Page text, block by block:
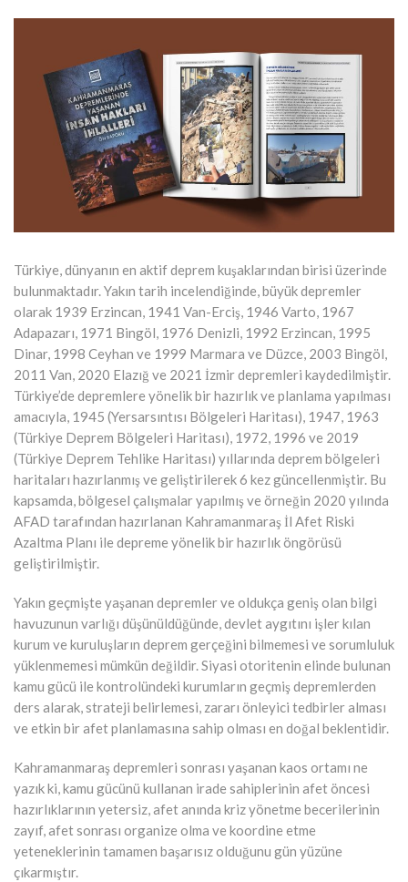
Türkiye, dünyanın en aktif deprem kuşaklarından birisi üzerinde
bulunmaktadır. Yakın tarih incelendiğinde, büyük depremler
olarak 1939 Erzincan, 1941 Van-Erciş, 1946 Varto, 1967
Adapazarı, 1971 Bingöl, 1976 Denizli, 1992 Erzincan, 1995
Dinar, 1998 Ceyhan ve 1999 Marmara ve Düzce, 2003 Bingöl,
2011 Van, 2020 Elazığ ve 2021 İzmir depremleri kaydedilmiştir.
Türkiye’de depremlere yönelik bir hazırlık ve planlama yapılması
amacıyla, 1945 (Yersarsıntısı Bölgeleri Haritası), 1947, 1963
(Türkiye Deprem Bölgeleri Haritası), 1972, 1996 ve 2019
(Türkiye Deprem Tehlike Haritası) yıllarında deprem bölgeleri
haritaları hazırlanmış ve geliştirilerek 6 kez güncellenmiştir. Bu
kapsamda, bölgesel çalışmalar yapılmış ve örneğin 2020 yılında
AFAD tarafından hazırlanan Kahramanmaraş İl Afet Riski
Azaltma Planı ile depreme yönelik bir hazırlık öngörüsü
geliştirilmiştir.
Yakın geçmişte yaşanan depremler ve oldukça geniş olan bilgi
havuzunun varlığı düşünüldüğünde, devlet aygıtını işler kılan
kurum ve kuruluşların deprem gerçeğini bilmemesi ve sorumluluk
yüklenmemesi mümkün değildir. Siyasi otoritenin elinde bulunan
kamu gücü ile kontrolündeki kurumların geçmiş depremlerden
ders alarak, strateji belirlemesi, zararı önleyici tedbirler alması
ve etkin bir afet planlamasına sahip olması en doğal beklentidir.
Kahramanmaraş depremleri sonrası yaşanan kaos ortamı ne
yazık ki, kamu gücünü kullanan irade sahiplerinin afet öncesi
hazırlıklarının yetersiz, afet anında kriz yönetme becerilerinin
zayıf, afet sonrası organize olma ve koordine etme
yeteneklerinin tamamen başarısız olduğunu gün yüzüne
çıkarmıştır.